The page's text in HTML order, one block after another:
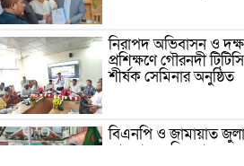
নিরাপদ অভিবাসন ও
প্রশিক্ষণে গৌরনদী
শীর্ষক সেমিনার অনুষ্ঠিত
বিএনপি ও জামায়াত
আন্দোলনে ছিল না: